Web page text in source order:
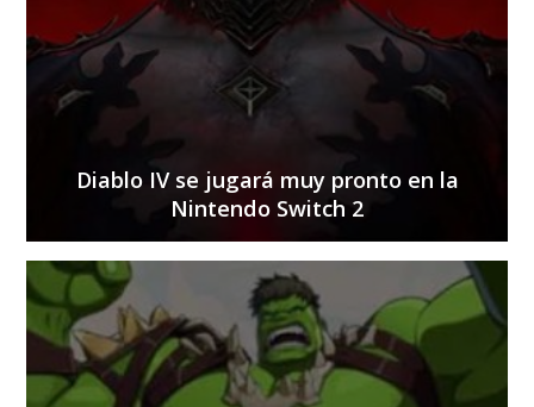
Diablo IV se jugará muy pronto en la
Nintendo Switch 2